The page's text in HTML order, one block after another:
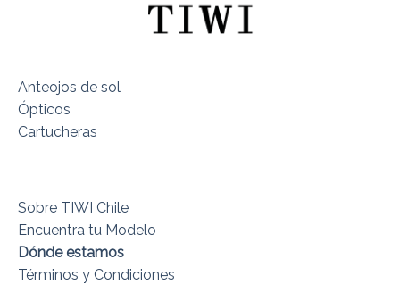
Anteojos de sol
Ópticos
Cartucheras
Sobre TIWI Chile
Encuentra tu Modelo
Dónde estamos
Términos y Condiciones